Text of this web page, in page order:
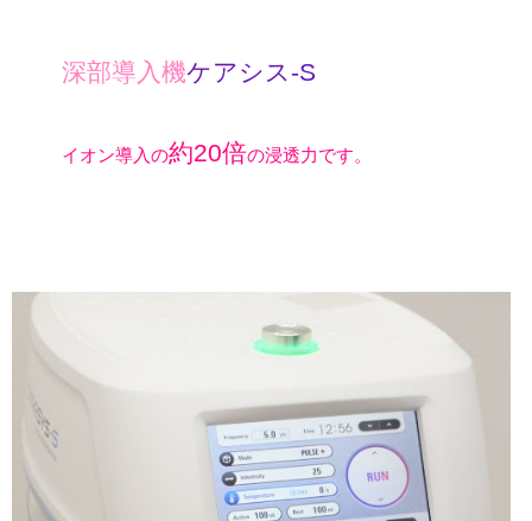
深部導入機ケアシス-S
イオン導入の約20倍の浸透力です。